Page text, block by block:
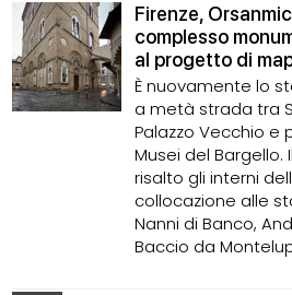
Firenze,
complesso
al progetto di
È nuovamente lo
a metà strada tra
Palazzo Vecchio
Musei del
risalto gli interni
collocazione alle
Nanni di Banco,
Baccio da